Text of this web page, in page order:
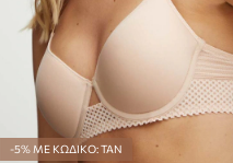
-5% ΜΕ ΚΩΔΙΚΟ: TAN